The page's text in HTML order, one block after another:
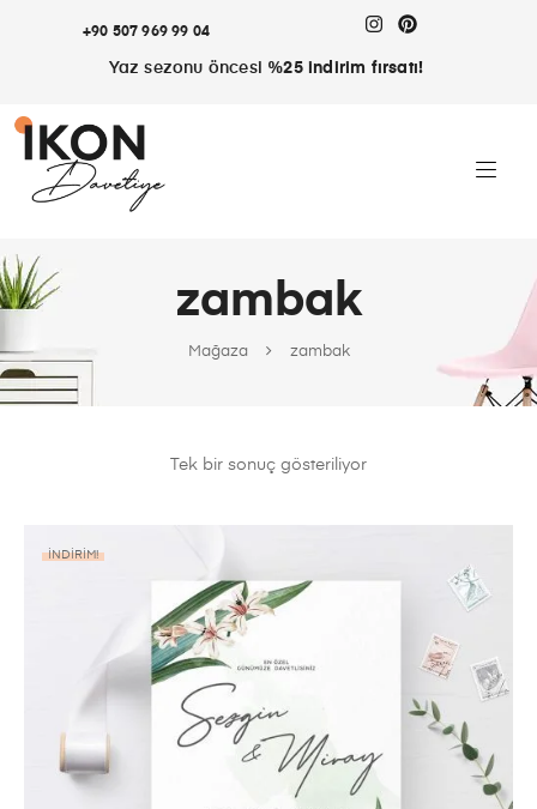
+90 507 969 99 04
Yaz sezonu öncesi %25 indirim fırsatı!
Mağaza zambak
zambak
Tek bir sonuç gösteriliyor
İNDIRIM!